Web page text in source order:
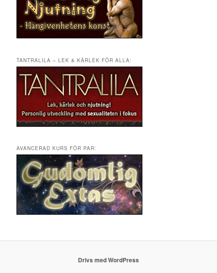
TANTRALILA – LEK & KÄRLEK FÖR ALLA:
AVANCERAD KURS FÖR PAR:
Drivs med WordPress